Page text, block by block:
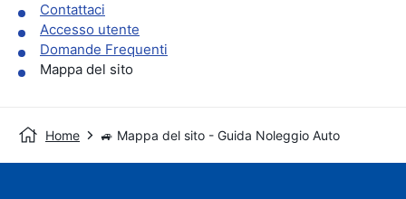
Contattaci
Accesso utente
Domande Frequenti
Mappa del sito
Home 🚙 Mappa del sito - Guida Noleggio Auto